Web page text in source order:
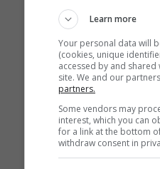
Learn more
Your personal data will
(cookies, unique
accessed by and
site. We and our
partners.
Some vendors may
interest, which you can
for a link at the bottom
withdraw consent in